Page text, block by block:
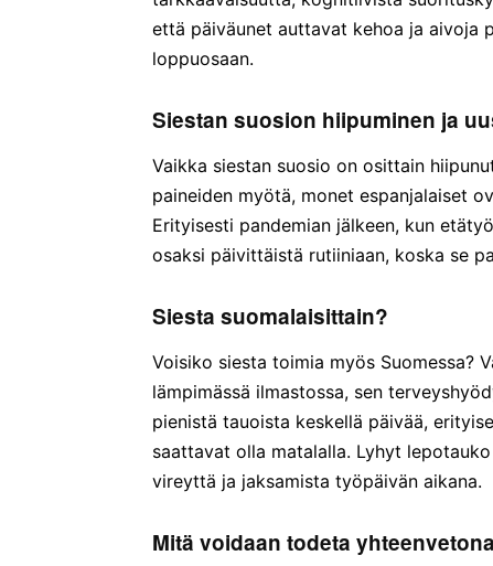
että päiväunet auttavat kehoa ja aivoja
loppuosaan.
Siestan suosion hiipuminen ja
Vaikka siestan suosio on osittain
paineiden myötä, monet espanjalaiset
Erityisesti pandemian jälkeen, kun
osaksi päivittäistä rutiiniaan, koska se
Siesta suomalaisittain?
Voisiko siesta toimia myös Suomessa?
lämpimässä ilmastossa, sen
pienistä tauoista keskellä päivää,
saattavat olla matalalla. Lyhyt
vireyttä ja jaksamista työpäivän aikana.
Mitä voidaan todeta